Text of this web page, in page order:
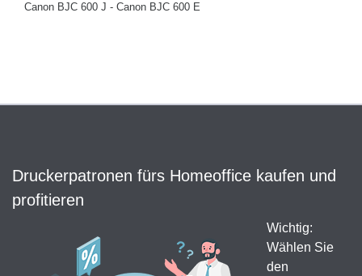
Canon BJC 600 J - Canon BJC 600 E
Druckerpatronen fürs Homeoffice kaufen und
profitieren
Wichtig:
Wählen Sie
den